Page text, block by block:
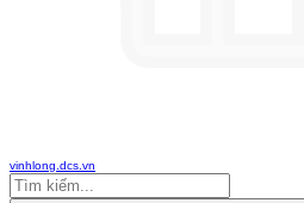
vinhlong.dcs.vn